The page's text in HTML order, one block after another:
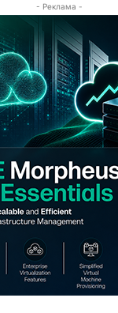
- Реклама -